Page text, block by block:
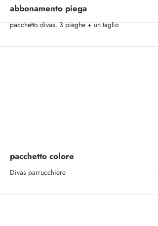
abbonamento piega
pacchetto divas. 3 pieghe + un taglio
More
pacchetto colore
Divas parrucchiere